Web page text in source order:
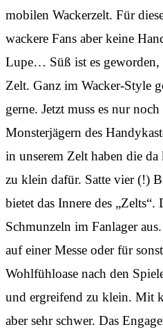
mobilen Wackerzelt. Für
wackere Fans aber keine
Lupe… Süß ist es geworden,
Zelt. Ganz im Wacker-Style
gerne. Jetzt muss es nur
Monsterjägern des
in unserem Zelt haben die
zu klein dafür. Satte vier (!)
bietet das Innere des „Zelts“.
Schmunzeln im Fanlager
auf einer Messe oder für
Wohlfühloase nach den
und ergreifend zu klein. Mit
aber sehr schwer. Das